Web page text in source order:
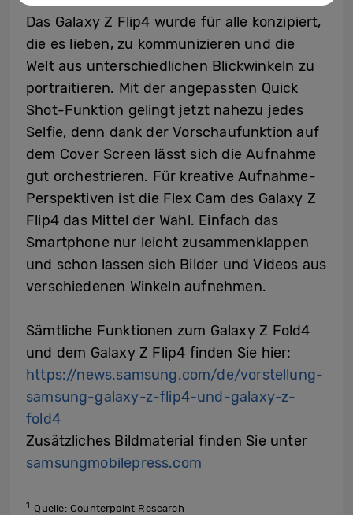
Das Galaxy Z Flip4 wurde für alle konzipiert,
die es lieben, zu kommunizieren und die
Welt aus unterschiedlichen Blickwinkeln zu
portraitieren. Mit der angepassten Quick
Shot-Funktion gelingt jetzt nahezu jedes
Selfie, denn dank der Vorschaufunktion auf
dem Cover Screen lässt sich die Aufnahme
gut orchestrieren. Für kreative Aufnahme-
Perspektiven ist die Flex Cam des Galaxy Z
Flip4 das Mittel der Wahl. Einfach das
Smartphone nur leicht zusammenklappen
und schon lassen sich Bilder und Videos aus
verschiedenen Winkeln aufnehmen.
Sämtliche Funktionen zum Galaxy Z Fold4
und dem Galaxy Z Flip4 finden Sie hier:
https://news.samsung.com/de/vorstellung-
samsung-galaxy-z-flip4-und-galaxy-z-
fold4
Zusätzliches Bildmaterial finden Sie unter
samsungmobilepress.com
1 Quelle: Counterpoint Research